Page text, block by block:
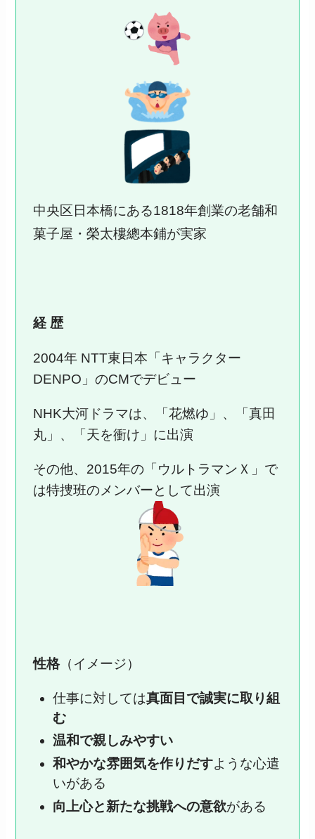
中央区日本橋にある1818年創業の老舗和
菓子屋・榮太樓總本鋪が実家
経 歴
2004年 NTT東日本「キャラクター
DENPO」のCMでデビュー
NHK大河ドラマは、「花燃ゆ」、「真田
丸」、「天を衝け」に出演
その他、2015年の「ウルトラマンＸ」で
は特捜班のメンバーとして出演
性格（イメージ）
仕事に対しては真面目で誠実に取り組
む
温和で親しみやすい
和やかな雰囲気を作りだすような心遣
いがある
向上心と新たな挑戦への意欲がある